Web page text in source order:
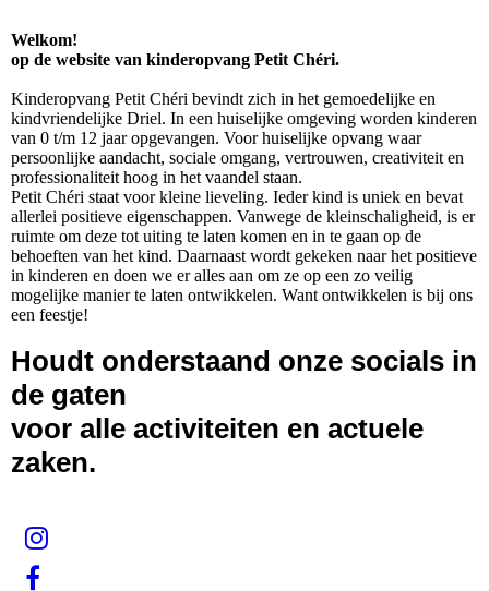
Welkom!
op de website van kinderopvang Petit Chéri.
Kinderopvang Petit Chéri bevindt zich in het gemoedelijke en
kindvriendelijke Driel. In een huiselijke omgeving worden kinderen
van 0 t/m 12 jaar opgevangen. Voor huiselijke opvang waar
persoonlijke aandacht, sociale omgang, vertrouwen, creativiteit en
professionaliteit hoog in het vaandel staan.
Petit Chéri staat voor kleine lieveling. Ieder kind is uniek en bevat
allerlei positieve eigenschappen. Vanwege de kleinschaligheid, is er
ruimte om deze tot uiting te laten komen en in te gaan op de
behoeften van het kind. Daarnaast wordt gekeken naar het positieve
in kinderen en doen we er alles aan om ze op een zo veilig
mogelijke manier te laten ontwikkelen. Want ontwikkelen is bij ons
een feestje!
Houdt onderstaand onze socials in
de gaten
voor alle activiteiten en actuele
zaken.